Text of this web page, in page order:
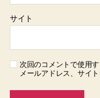
サイト
次回のコメントで使用
メールアドレス、サイト